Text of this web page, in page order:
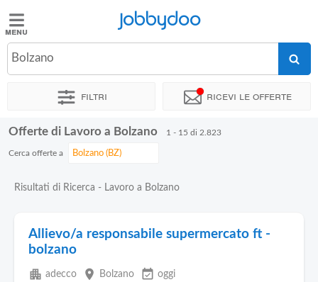
Jobbydoo
Offerte
Stipendi
Elenco
Blog
Jobbydoo
Bolzano
Filtri Ricevi le offerte
Offerte di Lavoro a Bolzano 1 - 15 di 2.823
Cerca offerte a
Risultati di Ricerca - Lavoro a Bolzano
Allievo/a responsabile supermercato ft -
bolzano
apartment adecco place Bolzano event_available oggi